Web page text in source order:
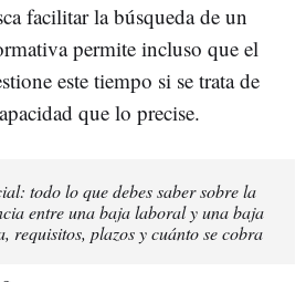
facilitar la búsqueda de un
permite incluso que el
este tiempo si se trata de
que lo precise.
todo lo que debes saber sobre la
entre una baja laboral y una baja
requisitos, plazos y cuánto se cobra